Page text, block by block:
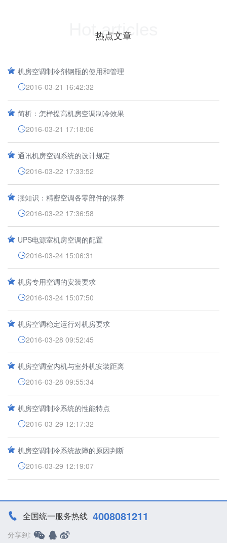
Hot articles
热点文章
机房空调制冷剂钢瓶的使用和管理
2016-03-21 16:42:32
简析：怎样提高机房空调制冷效果
2016-03-21 17:18:06
通讯机房空调系统的设计规定
2016-03-22 17:33:52
涨知识：精密空调各零部件的保养
2016-03-22 17:36:58
UPS电源室机房空调的配置
2016-03-24 15:06:31
机房专用空调的安装要求
2016-03-24 15:07:50
机房空调稳定运行对机房要求
2016-03-28 09:52:45
机房空调室内机与室外机安装距离
2016-03-28 09:55:34
机房空调制冷系统的性能特点
2016-03-29 12:17:32
机房空调制冷系统故障的原因判断
2016-03-29 12:19:07
全国统一服务热线 4008081211
分享到: